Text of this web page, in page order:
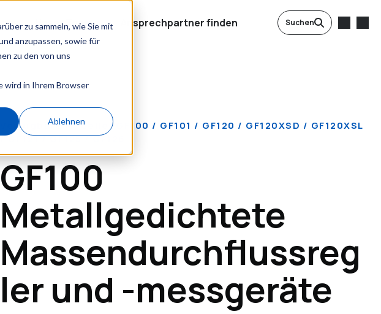
zu sammeln, wie Sie mit
anzupassen, sowie für
zu den von uns
wird in Ihrem Browser
Ablehnen
Unser Team Ansprechpartner finden Suchen
Verfügbare Modelle: GF100 / GF101 / GF120 / GF120XSD / GF120XSL
/ GF121 / GF125 / GF126
GF100
Metallgedichtete
Massendurchflussreg
ler und -messgeräte